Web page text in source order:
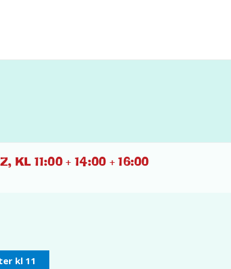
KL 11:00 + 14:00 + 16:00
kl 11